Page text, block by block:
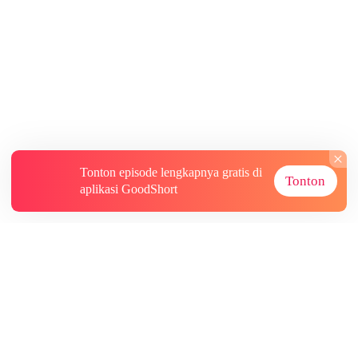
Tonton episode lengkapnya gratis di
aplikasi GoodShort
Tonton